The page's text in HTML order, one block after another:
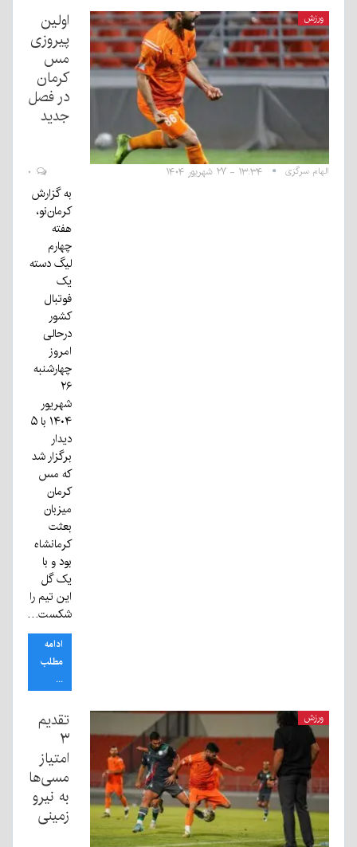
ورزش
اولین
پیروزی
مس
کرمان
در فصل
جدید
الهام سرگزی ۱۳:۳۴ - ۲۷ شهریور ۱۴۰۴
به گزارش
کرمان‌نو،
هفته
چهارم
لیگ دسته
یک
فوتبال
کشور
درحالی
امروز
چهارشنبه
۲۶
شهریور
۱۴۰۴ با ۵
دیدار
برگزار شد
که مس
کرمان
میزبان
بعثت
کرمانشاه
بود و با
یک گل
این تیم را
شکست…
ادامه
مطلب
...
ورزش
تقدیم
۳
امتیاز
مسی‌ها
به نیرو
زمینی